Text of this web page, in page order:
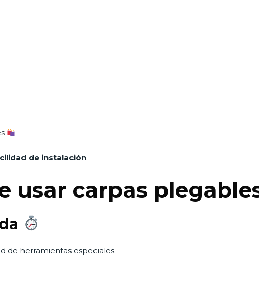
de instalación.
usar carpas
de herramientas especiales.